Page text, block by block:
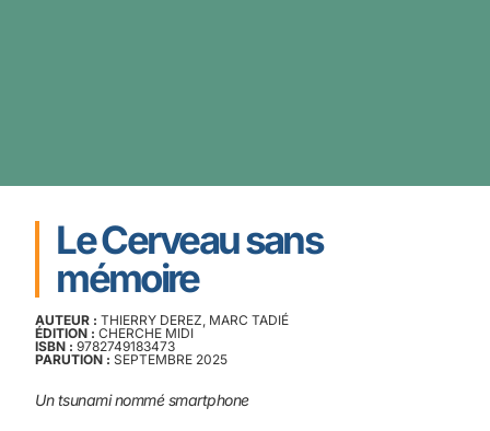
Le Cerveau sans
mémoire
AUTEUR :THIERRY DEREZ, MARC TADIÉ
ÉDITION :CHERCHE MIDI
ISBN : 9782749183473
PARUTION :SEPTEMBRE 2025
Un tsunami nommé smartphone